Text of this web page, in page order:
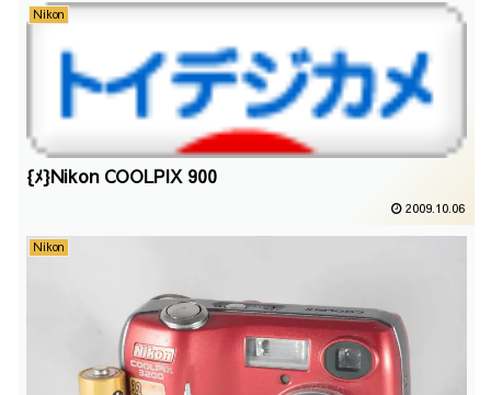
Nikon
{ﾒ}Nikon COOLPIX 900
2009.10.06
Nikon